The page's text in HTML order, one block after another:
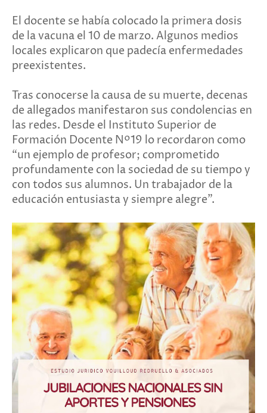
El docente se había colocado la primera dosis
de la vacuna el 10 de marzo. Algunos medios
locales explicaron que padecía enfermedades
preexistentes.
Tras conocerse la causa de su muerte, decenas
de allegados manifestaron sus condolencias en
las redes. Desde el Instituto Superior de
Formación Docente Nº19 lo recordaron como
“un ejemplo de profesor; comprometido
profundamente con la sociedad de su tiempo y
con todos sus alumnos. Un trabajador de la
educación entusiasta y siempre alegre”.